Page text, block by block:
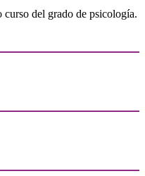
curso del grado de psicología.